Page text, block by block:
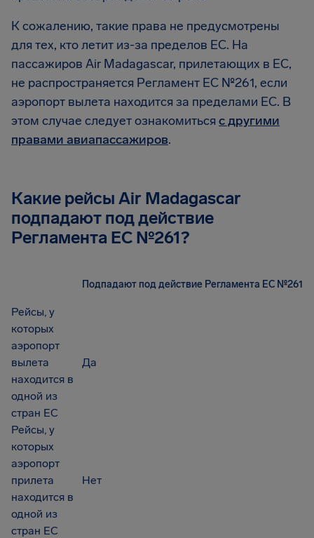
К сожалению, такие права не предусмотрены
для тех, кто летит из-за пределов ЕС. На
пассажиров Air Madagascar, прилетающих в ЕС,
не распространяется Регламент ЕС №261, если
аэропорт вылета находится за пределами ЕС. В
этом случае следует ознакомиться с другими
правами авиапассажиров.
Какие рейсы Air Madagascar
подпадают под действие
Регламента EC №261?
Подпадают под действие Регламента ЕС №261
Рейсы, у
которых
аэропорт
вылета
находится в
одной из
стран ЕС
Да
Рейсы, у
которых
аэропорт
прилета
находится в
одной из
стран ЕС
Нет